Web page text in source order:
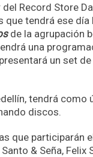
Record Store
tendrá ese
de la agrupación
una
un set
tendrá
discos.
que participarán
& Seña, Felix